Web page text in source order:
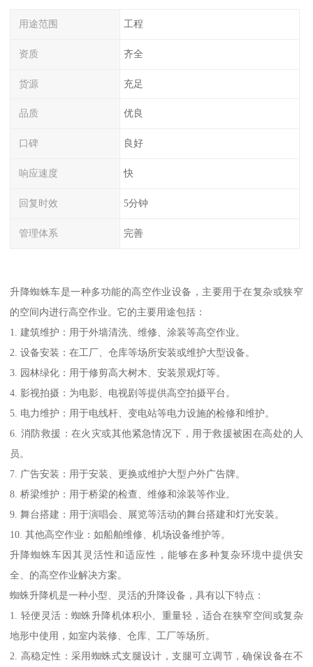
用途范围 工程
资质 齐全
货源 充足
品质 优良
口碑 良好
响应速度 快
回复时效 5分钟
管理体系 完善
升降蜘蛛车是一种多功能的高空作业设备，主要用于在复杂或狭窄
的空间内进行高空作业。它的主要用途包括：
1. 建筑维护：用于外墙清洗、维修、涂装等高空作业。
2. 设备安装：在工厂、仓库等场所安装或维护大型设备。
3. 园林绿化：用于修剪高大树木、安装景观灯等。
4. 影视拍摄：为电影、电视剧等提供高空拍摄平台。
5. 电力维护：用于电线杆、变电站等电力设施的检修和维护。
6. 消防救援：在火灾或其他紧急情况下，用于救援被困在高处的人
员。
7. 广告安装：用于安装、更换或维护大型户外广告牌。
8. 桥梁维护：用于桥梁的检查、维修和涂装等作业。
9. 舞台搭建：用于演唱会、展览等活动的舞台搭建和灯光安装。
10. 其他高空作业：如船舶维修、机场设备维护等。
升降蜘蛛车因其灵活性和适应性，能够在多种复杂环境中提供安
全、的高空作业解决方案。
蜘蛛升降机是一种小型、灵活的升降设备，具有以下特点：
1. 轻便灵活：蜘蛛升降机体积小、重量轻，适合在狭窄空间或复杂
地形中使用，如室内装修、仓库、工厂等场所。
2. 高稳定性：采用蜘蛛式支腿设计，支腿可立调节，确保设备在不